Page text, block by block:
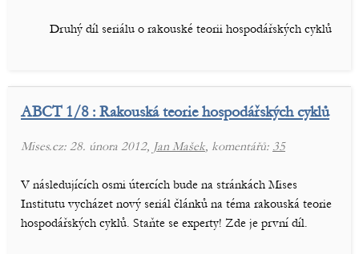
Druhý díl seriálu o rakouské teorii hospodářských cyklů
ABCT 1/8 : Rakouská teorie hospodářských cyklů
Mises.cz: 28. února 2012, Jan Mašek, komentářů: 35
V následujících osmi útercích bude na stránkách Mises
Institutu vycházet nový seriál článků na téma rakouská teorie
hospodářských cyklů. Staňte se experty! Zde je první díl.